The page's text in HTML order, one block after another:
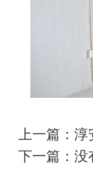
上一篇： 淳
下一篇：没